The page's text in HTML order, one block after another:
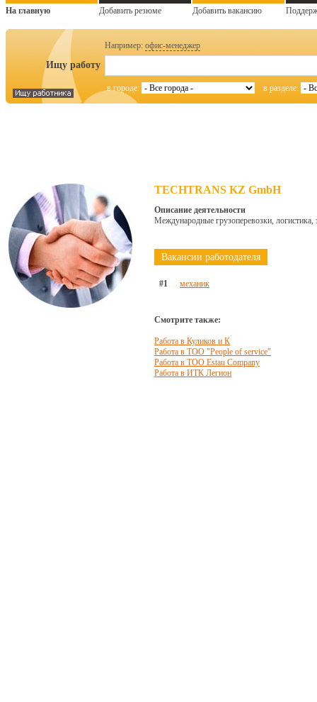
На главную Добавить резюме Добавить вакансию
Например: офис-менеджер
Ищу работу
в городе: в разделе:
TECHTRANS KZ GmbH
Описание деятельности
Международные грузоперевозки, логистика,
Вакансии работодателя
#1 механик
Смотрите также:
Работа в Куликов и К
Работа в ТОО "People of service"
Работа в ТОО Estau Company
Работа в ИТК Легион